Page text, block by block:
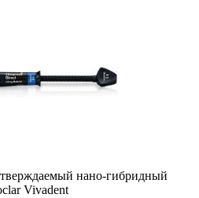
нано-гибридный
Vivadent